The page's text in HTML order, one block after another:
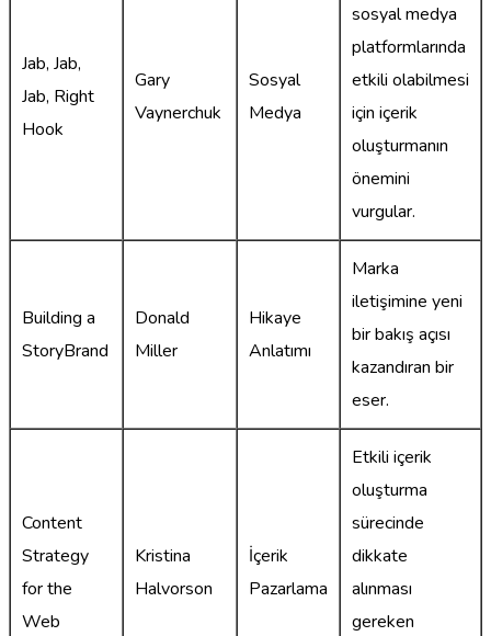
Jab, Jab,
Jab, Right
Hook
Gary
Vaynerchuk
Sosyal
Medya
sosyal medya
platformlarında
etkili olabilmesi
için içerik
oluşturmanın
önemini
vurgular.
Building a
StoryBrand
Donald
Miller
Hikaye
Anlatımı
Marka
iletişimine yeni
bir bakış açısı
kazandıran bir
eser.
Content
Strategy
for the
Web
Kristina
Halvorson
İçerik
Pazarlama
Etkili içerik
oluşturma
sürecinde
dikkate
alınması
gereken